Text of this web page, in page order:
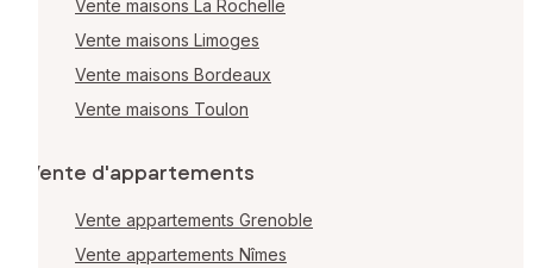
Vente maisons La Rochelle
Vente maisons Limoges
Vente maisons Bordeaux
Vente maisons Toulon
Vente d'appartements
Vente appartements Grenoble
Vente appartements Nîmes